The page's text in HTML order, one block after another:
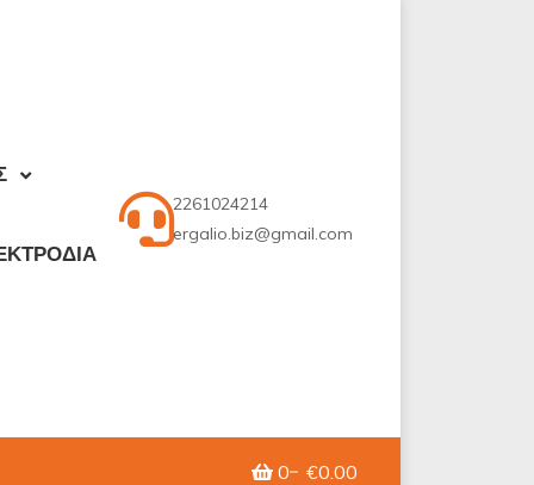
2261024214
ergalio.biz@gmail.com
0 €0.00